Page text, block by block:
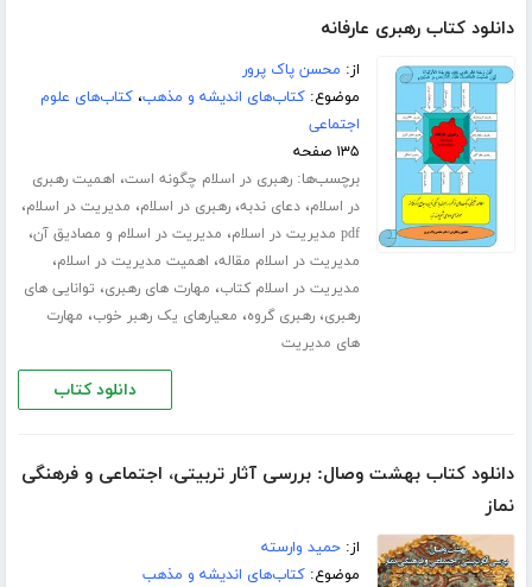
دانلود کتاب رهبری عارفانه
از: محسن پاک پرور
موضوع:کتاب‌های اندیشه و مذهب،کتاب‌های علوم
اجتماعی
۱۳۵ صفحه
برچسب‌ها:رهبری در اسلام چگونه است، اهمیت رهبری
در اسلام،دعای ندبه،رهبری در اسلام، مدیریت در اسلام،
pdf مدیریت در اسلام ، مدیریت در اسلام و مصادیق آن،
مدیریت در اسلام مقاله، اهمیت مدیریت در اسلام،
مدیریت در اسلام کتاب، مهارت های رهبری، توانایی های
رهبری،رهبری گروه، معیارهای یک رهبر خوب، مهارت
های مدیریت
دانلود کتاب
دانلود کتاب بهشت وصال: بررسی آثار تربیتی، اجتماعی و فرهنگی
نماز
از:حمید وارسته
موضوع:کتاب‌های اندیشه و مذهب